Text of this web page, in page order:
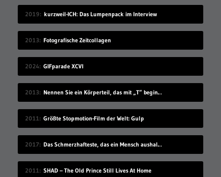
2019 kurzweil-ICH: Das Lumpenpack im Interview
2013 Fotografische Zeitcollagen
2024 GIFparade XCVI
2013 Nennen Sie ein Körperteil, das mit „T“ beginnt
2011 Größte Stopmotion-Film der Welt: Gulp
2017 Das Schmerzhafteste, das ein Mensch aushalten kann
2011 SHAD – The Old Prince Still Lives At Home